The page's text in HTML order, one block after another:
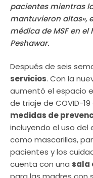
pacientes mientras
mantuvieron altas»,
médica de MSF en
Peshawar.
Después de seis
servicios. Con la
aumentó el espacio
de triaje de COVID-
medidas de
incluyendo el uso
como mascarillas,
pacientes y los
cuenta con una sala